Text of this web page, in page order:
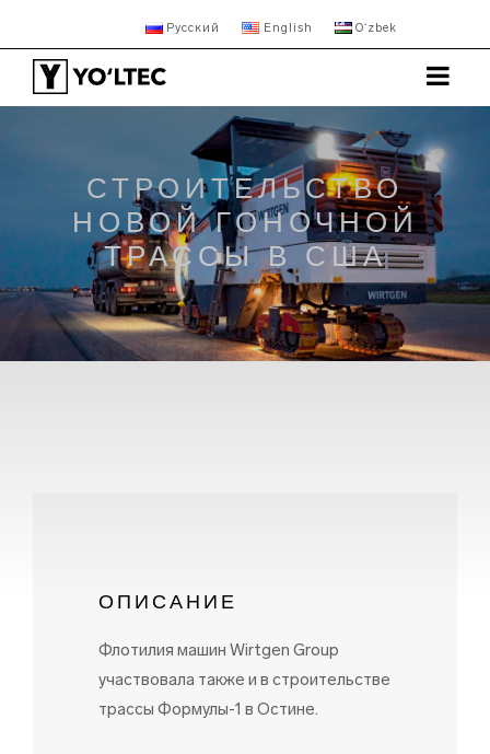
Русский English Oʻzbek
СТРОИТЕЛЬСТВО
НОВОЙ ГОНОЧНОЙ
ТРАССЫ В США
ОПИСАНИЕ
Флотилия машин Wirtgen Group
участвовала также и в строительстве
трассы Формулы-1 в Остине.